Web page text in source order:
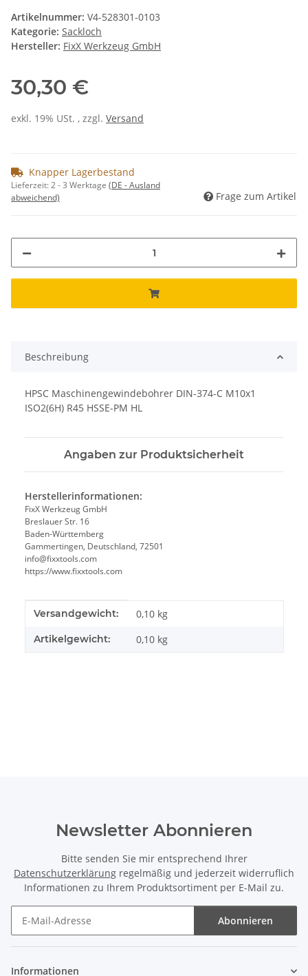
Artikelnummer: V4-528301-0103
Kategorie: Sackloch
Hersteller: FixX Werkzeug GmbH
30,30 €
exkl. 19% USt. , zzgl. Versand
Knapper Lagerbestand
Lieferzeit:2 - 3 Werktage (DE - Ausland
abweichend)
Frage zum Artikel
Beschreibung
HPSC Maschinengewindebohrer DIN-374-C M10x1
ISO2(6H) R45 HSSE-PM HL
Angaben zur Produktsicherheit
Herstellerinformationen:
FixX Werkzeug GmbH
Breslauer Str. 16
Baden-Württemberg
Gammertingen, Deutschland, 72501
info@fixxtools.com
https://www.fixxtools.com
Produkteigenschaft
Wert
Versandgewicht: 0,10 kg
Artikelgewicht: 0,10 kg
Newsletter Abonnieren
Bitte senden Sie mir entsprechend Ihrer
Datenschutzerklärung regelmäßig und jederzeit widerruflich
Informationen zu Ihrem Produktsortiment per E-Mail zu.
Abonnieren
Informationen